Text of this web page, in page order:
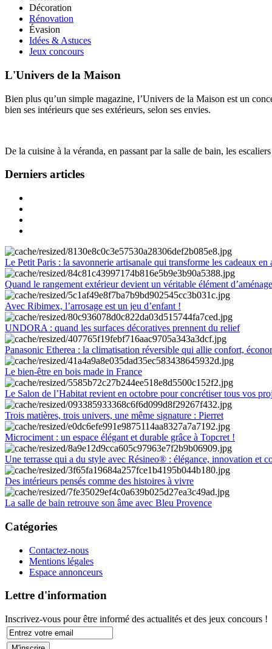
Décoration
Rénovation
Évasion
Idées & Astuces
Jeux concours
L'Univers de la Maison
Bien plus qu’un simple magazine, l’Univers de la Maison est un
bien ses intérieurs que ses extérieurs, selon ses envies.
De la cuisine à la véranda, en passant par la salle de bain, les
Derniers articles
Le Petit Paris : la savonnerie artisanale qui transforme les cadeaux en
Quand le rangement extérieur devient un véritable élément
Avec Ribimex, l’arrosage est un jeu d’enfant !
UNDORA : quand les surfaces décoratives prennent du relief
Panasonic Etherea : la climatisation réversible qui allie confort,
Le bien-être en bois made in France
Le Salon de l’Habitat revient en octobre pour concrétiser tous vos
Trois matières, trois univers, une même signature : Pierret
Microciment : un espace élégant et durable grâce à Topcret !
Une terrasse qui a du style avec Résineo® : élégance, innovation et
Des intérieurs pensés comme des histoires à vivre
La salle de bain retrouve son âme avec Bleu Provence
Catégories
Contactez-nous
Mentions légales
Espace annonceurs
Lettre d'information
Inscrivez-vous pour être informé des actualités et des jeux concours !